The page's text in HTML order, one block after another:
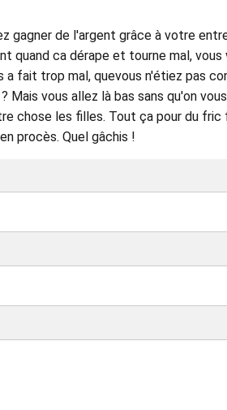
gagner de l'argent grâce à votre
quand ca dérape et tourne mal, vous
fait trop mal, quevous n'étiez pas
vous allez là bas sans qu'on
chose les filles. Tout ça pour du
procès. Quel gâchis !